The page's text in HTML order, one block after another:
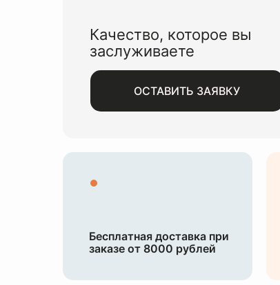
Качество, которое вы
заслуживаете
ОСТАВИТЬ ЗАЯВКУ
Бесплатная доставка при
заказе от 8000 рублей